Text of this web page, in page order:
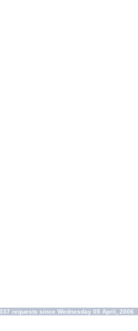
requests since Wednesday 05 April, 2006